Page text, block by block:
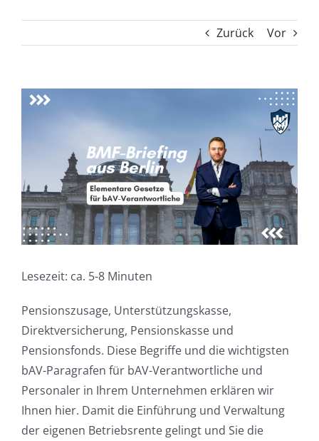
Zurück Vor
Zeige
Lesezeit: ca. 5-8 Minuten
Pensionszusage, Unterstützungskasse,
Direktversicherung, Pensionskasse und
Pensionsfonds. Diese Begriffe und die wichtigsten
bAV-Paragrafen für bAV-Verantwortliche und
Personaler in Ihrem Unternehmen erklären wir
Ihnen hier. Damit die Einführung und Verwaltung
der eigenen Betriebsrente gelingt und Sie die